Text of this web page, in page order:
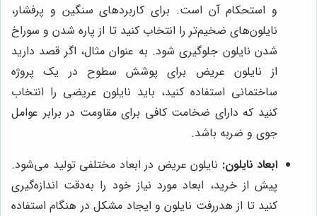
و استحکام آن است. برای کاربردهای سنگین و پرفشار،
نایلون‌های ضخیم‌تر را انتخاب کنید تا از پاره شدن و سوراخ
شدن نایلون جلوگیری شود. به عنوان مثال، اگر قصد دارید
از نایلون عریض برای پوشش سطوح در یک پروژه
ساختمانی استفاده کنید، باید نایلون عریضی را انتخاب
کنید که دارای ضخامت کافی برای مقاومت در برابر عوامل
جوی و ضربه باشد.
ابعاد نایلون: نایلون عریض در ابعاد مختلفی تولید می‌شود.
پیش از خرید، ابعاد مورد نیاز خود را به‌دقت اندازه‌گیری
کنید تا از هدررفت نایلون و ایجاد مشکل در هنگام استفاده